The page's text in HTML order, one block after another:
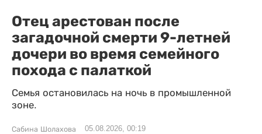
Отец арестован после
загадочной смерти 9-летней
дочери во время семейного
похода с палаткой
Семья остановилась на ночь в промышленной
зоне.
Сабина Шолахова 05.08.2026, 00:19